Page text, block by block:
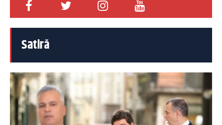
Satiră